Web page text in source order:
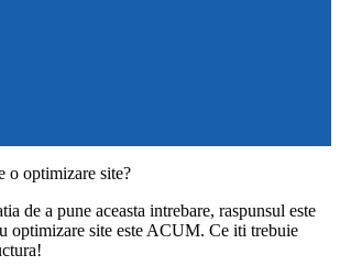
o optimizare site?
de a pune aceasta intrebare, raspunsul este
optimizare site este ACUM. Ce iti trebuie